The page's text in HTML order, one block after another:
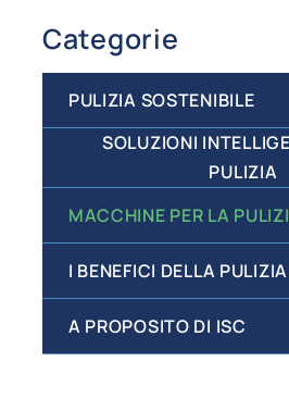
Categorie
PULIZIA SOSTENIBILE
SOLUZIONI
PULIZIA
MACCHINE PER LA
I BENEFICI DELLA PULIZIA
A PROPOSITO DI ISC